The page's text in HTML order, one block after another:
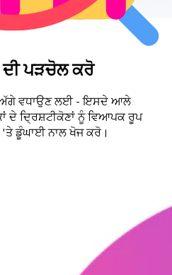
ਦੀ ਪੜਚੋਲ ਕਰੋ
ਵਧਾਉਣ ਲਈ - ਇਸਦੇ ਆਲੇ
ਦ੍ਰਿਸ਼ਟੀਕੋਣਾਂ ਨੂੰ ਵਿਆਪਕ ਰੂਪ
ਡੂੰਘਾਈ ਨਾਲ ਖੋਜ ਕਰੋ।